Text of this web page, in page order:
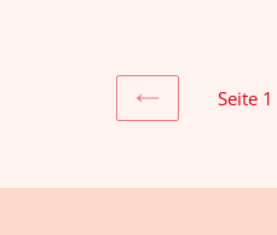
VORHERIGE
Seite